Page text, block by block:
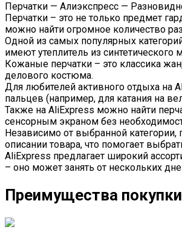
Перчатки — Алиэкспресс —
Перчатки – это не только предмет
можно найти огромное количество
Одной из самых популярных
имеют утеплитель из синтетического
Кожаные перчатки – это классика
делового костюма.
Для любителей активного отдыха на
пальцев (например, для катания на
Также на AliExpress можно найти
сенсорным экраном без
Независимо от выбранной
описании товара, что помогает
AliExpress предлагает широкий
– оно может занять от нескольких
Преимущества